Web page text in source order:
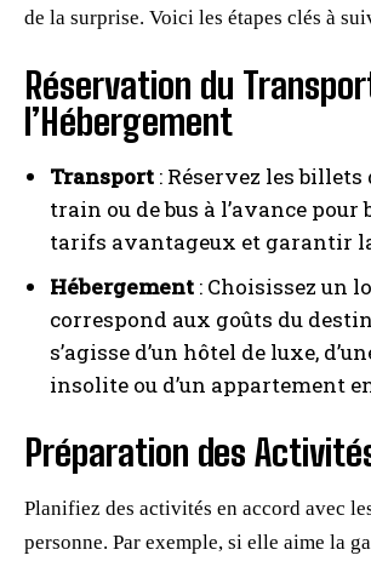
de la surprise. Voici les étapes clés à
Réservation du
l’Hébergement
Transport : Réservez les billets
train ou de bus à l’avance pour
tarifs avantageux et garantir
Hébergement : Choisissez un
correspond aux goûts du
s’agisse d’un hôtel de luxe,
insolite ou d’un appartement
Préparation des
Planifiez des activités en accord avec
personne. Par exemple, si elle aime la